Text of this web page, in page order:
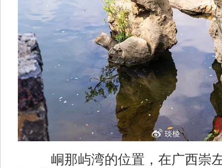
峒那屿湾的位置，在广西崇